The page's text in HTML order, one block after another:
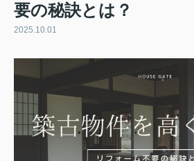
要の秘訣とは？
2025.10.01